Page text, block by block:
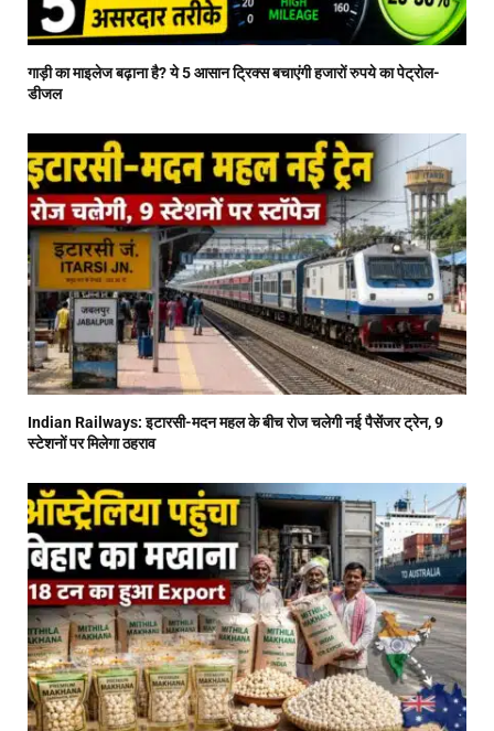
गाड़ी का माइलेज बढ़ाना है? ये 5 आसान ट्रिक्स बचाएंगी हजारों रुपये का पेट्रोल-
डीजल
Indian Railways: इटारसी-मदन महल के बीच रोज चलेगी नई पैसेंजर ट्रेन, 9
स्टेशनों पर मिलेगा ठहराव